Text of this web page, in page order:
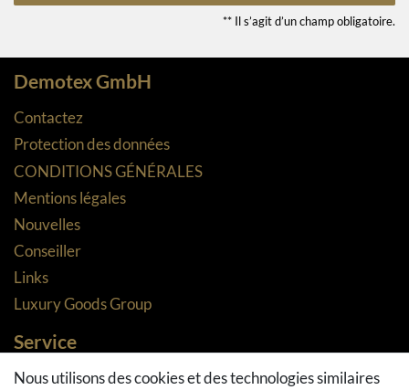
** Il s’agit d’un champ obligatoire.
Demotex GmbH
Contactez
Protection des données
CONDITIONS GÉNÉRALES
Mentions légales
Nouvelles
Conseiller
Links
Luxury Goods Group
Service
Méthodes de paiement
Nous utilisons des cookies et des technologies similaires